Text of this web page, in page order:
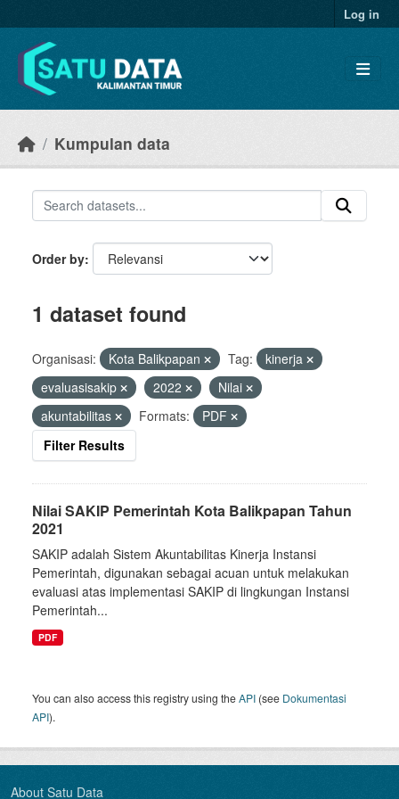
Log in
Kumpulan data
Order by
1 dataset found
Organisasi: Kota Balikpapan Tag:
kinerja
evaluasisakip
2022
Nilai
akuntabilitas
Formats:
PDF
Filter Results
Nilai SAKIP Pemerintah Kota Balikpapan Tahun
2021
SAKIP adalah Sistem Akuntabilitas Kinerja Instansi
Pemerintah, digunakan sebagai acuan untuk melakukan
evaluasi atas implementasi SAKIP di lingkungan Instansi
Pemerintah...
PDF
You can also access this registry using theAPI (see Dokumentasi
API).
About Satu Data